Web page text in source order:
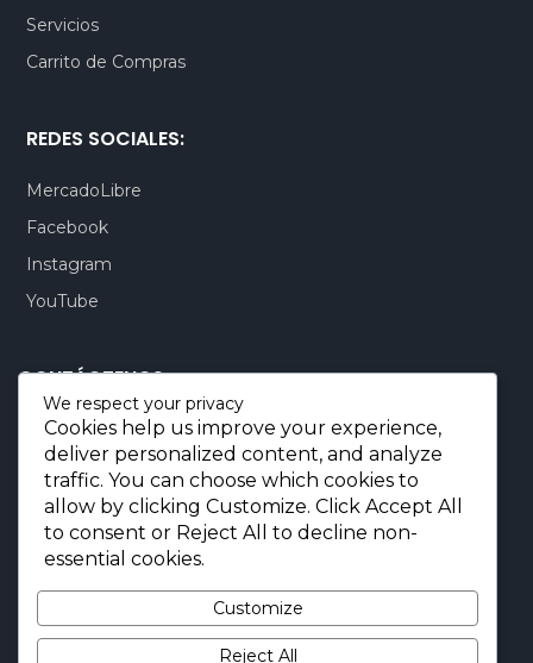
Servicios
Carrito de Compras
REDES SOCIALES:
MercadoLibre
Facebook
Instagram
YouTube
CONTÁCTENOS:
Quito-Ecuador:+593 99 803 7777
Llamadas: +593 99 803 7777
Miami-USA:
+1 (872) 295 6069
E-mail.:info@borjaimportaciones.com
© 2026 BORJA Importaciones
We respect your privacy
Cookies help us improve your experience,
deliver personalized content, and analyze
traffic. You can choose which cookies to
allow by clicking Customize. Click Accept All
to consent or Reject All
to decline non-
essential cookies.
Customize
Reject All